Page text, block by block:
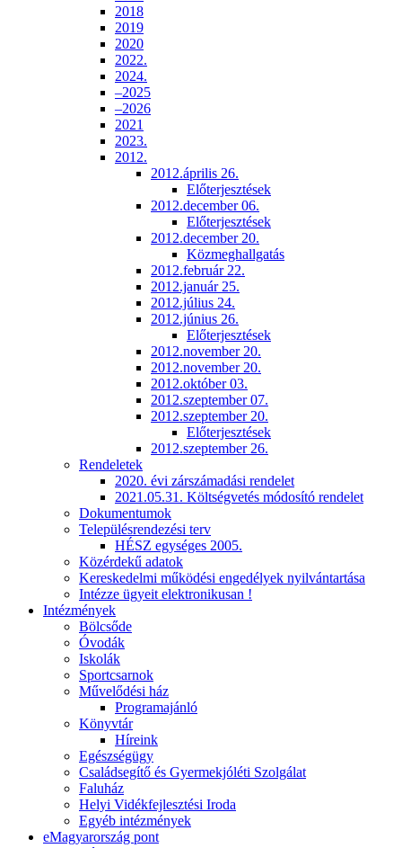
2018
2019
2020
2022.
2024.
–2025
–2026
2021
2023.
2012.
2012.április 26.
Előterjesztések
2012.december 06.
Előterjesztések
2012.december 20.
Közmeghallgatás
2012.február 22.
2012.január 25.
2012.július 24.
2012.június 26.
Előterjesztések
2012.november 20.
2012.november 20.
2012.október 03.
2012.szeptember 07.
2012.szeptember 20.
Előterjesztések
2012.szeptember 26.
Rendeletek
2020. évi zárszámadási rendelet
2021.05.31. Költségvetés módosító rendelet
Dokumentumok
Településrendezési terv
HÉSZ egységes 2005.
Közérdekű adatok
Kereskedelmi működési engedélyek nyilvántartása
Intézze ügyeit elektronikusan !
Intézmények
Bölcsőde
Óvodák
Iskolák
Sportcsarnok
Művelődési ház
Programajánló
Könyvtár
Híreink
Egészségügy
Családsegítő és Gyermekjóléti Szolgálat
Faluház
Helyi Vidékfejlesztési Iroda
Egyéb intézmények
eMagyarország pont